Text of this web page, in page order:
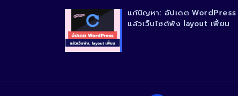
แก้ปัญหา: อัปเดต WordPress
แล้วเว็บไซต์พัง layout เพี้ยน